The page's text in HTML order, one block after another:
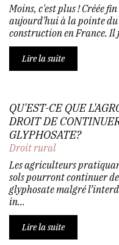
Moins, c'est plus ! Créée
aujourd'hui à la pointe
construction en France. Il
Lire la suite
QU'EST-CE QUE
DROIT DE
GLYPHOSATE?
Droit rural
Les agriculteurs
sols pourront continuer
glyphosate malgré
in...
Lire la suite